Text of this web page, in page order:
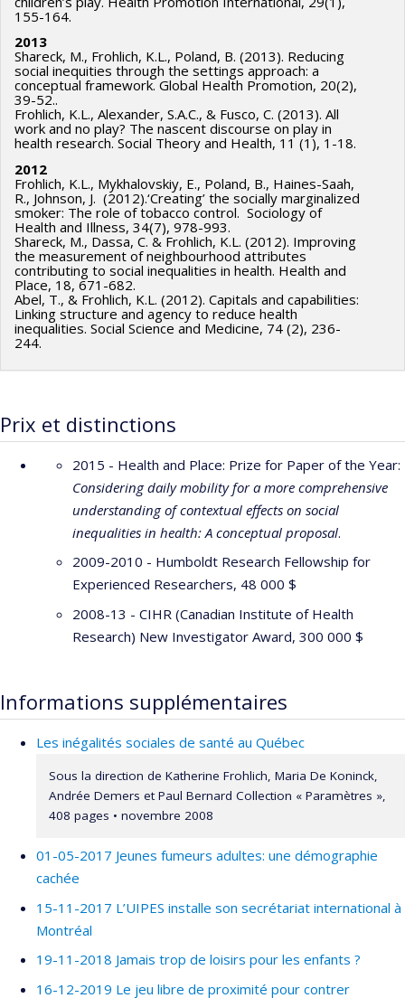
155-164.
2013
Shareck, M., Frohlich, K.L., Poland, B. (2013). Reducing
social inequities through the settings approach: a
conceptual framework. Global Health Promotion, 20(2),
39-52..
Frohlich, K.L., Alexander, S.A.C., & Fusco, C. (2013). All
work and no play? The nascent discourse on play in
health research. Social Theory and Health, 11 (1), 1-18.
2012
Frohlich, K.L., Mykhalovskiy, E., Poland, B., Haines-Saah,
R., Johnson, J. (2012).‘Creating’ the socially marginalized
smoker: The role of tobacco control. Sociology of
Health and Illness, 34(7), 978-993.
Shareck, M., Dassa, C. & Frohlich, K.L. (2012). Improving
the measurement of neighbourhood attributes
contributing to social inequalities in health. Health and
Place, 18, 671-682.
Abel, T., & Frohlich, K.L. (2012). Capitals and capabilities:
Linking structure and agency to reduce health
inequalities. Social Science and Medicine, 74 (2), 236-
244.
Prix et distinctions
2015 - Health and Place: Prize for Paper of the Year:
Considering daily mobility for a more comprehensive
understanding of contextual effects on social
inequalities in health: A conceptual proposal.
2009-2010 - Humboldt Research Fellowship for
Experienced Researchers, 48 000 $
2008-13 - CIHR (Canadian Institute of Health
Research) New Investigator Award, 300 000 $
Informations supplémentaires
Les inégalités sociales de santé au Québec
Sous la direction de Katherine Frohlich, Maria De Koninck,
Andrée Demers et Paul Bernard Collection « Paramètres »,
408 pages • novembre 2008
01-05-2017 Jeunes fumeurs adultes: une démographie
cachée
15-11-2017 L’UIPES installe son secrétariat international à
Montréal
19-11-2018 Jamais trop de loisirs pour les enfants ?
16-12-2019 Le jeu libre de proximité pour contrer